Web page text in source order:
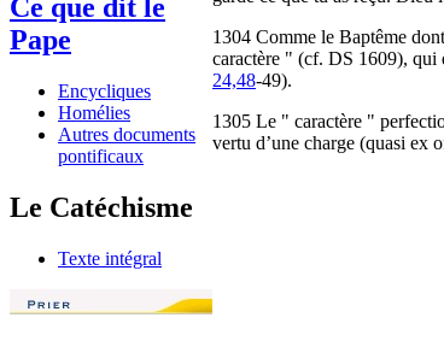
Ce que dit le
Pape
Encycliques
Homélies
Autres documents
pontificaux
Le Catéchisme
Texte intégral
1304 Comme le Baptême
caractère " (cf. DS 1609), qui
24,48-49).
1305 Le " caractère "
vertu d’une charge (quasi ex